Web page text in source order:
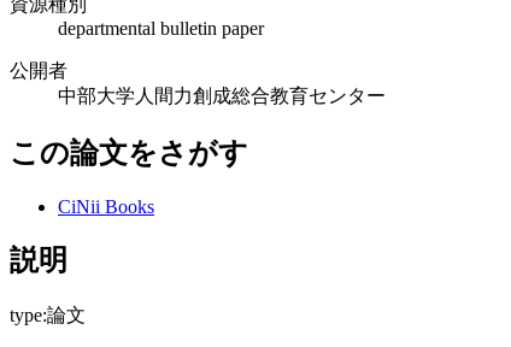
departmental bulletin paper
公開者
中部大学人間力創成総合教育センター
この論文をさがす
CiNii Books
説明
type:論文